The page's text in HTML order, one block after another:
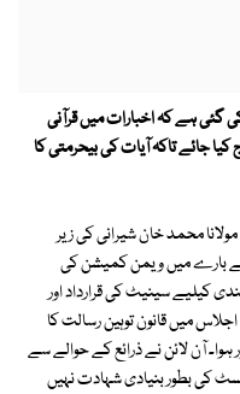
گئی ہے کہ اخبارات میں قرآنی
جائے تاکہ آیات کی بیحرمتی کا
چیئرمین مولانا محمد خان شیرانی کی زیر
بارے میں ویمن کمیشن کی
کیلیے سینیٹ کی قرارداد اور
کیا گیا۔ اجلاس میں قانون توہین رسالت کا
آن لائن نے ذرائع کے حوالے سے
کی بطور بنیادی شہادت نہیں